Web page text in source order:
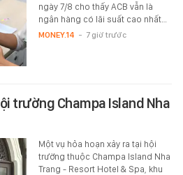
ngày 7/8 cho thấy ACB vẫn là
ngân hàng có lãi suất cao nhất…
MONEY.14 - 7 giờ trước
trường Champa Island Nha
Một vụ hỏa hoạn xảy ra tại hội
trường thuộc Champa Island Nha
Trang - Resort Hotel & Spa, khu